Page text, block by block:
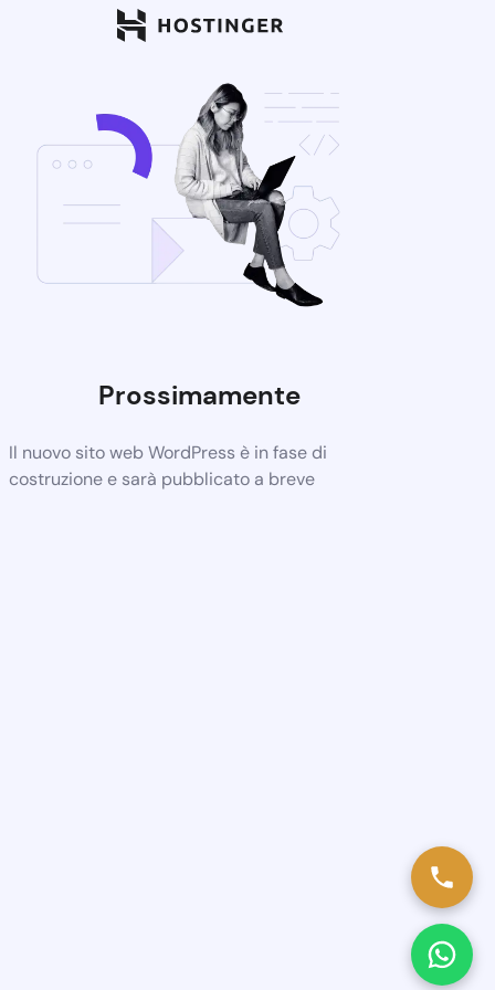
Prossimamente
Il nuovo sito web WordPress è in fase di
costruzione e sarà pubblicato a breve